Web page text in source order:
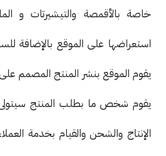
خاصة بالأقمصة والتيشيرتات و
استعراضها على الموقع بالإضافة
يقوم الموقع بنشر المنتج المصمم
يقوم شخص ما بطلب المنتج
الإنتاج والشحن والقيام بخدمة